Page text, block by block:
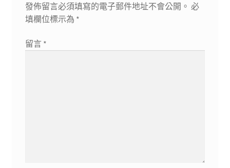
發佈留言必須填寫的電子郵件地址不會公開。 必
填欄位標示為 *
留言 *